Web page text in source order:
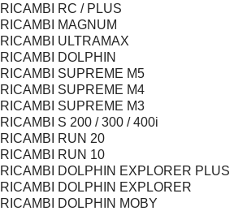
RICAMBI RC / PLUS
RICAMBI MAGNUM
RICAMBI ULTRAMAX
RICAMBI DOLPHIN
RICAMBI SUPREME M5
RICAMBI SUPREME M4
RICAMBI SUPREME M3
RICAMBI S 200 / 300 / 400i
RICAMBI RUN 20
RICAMBI RUN 10
RICAMBI DOLPHIN EXPLORER PLUS
RICAMBI DOLPHIN EXPLORER
RICAMBI DOLPHIN MOBY